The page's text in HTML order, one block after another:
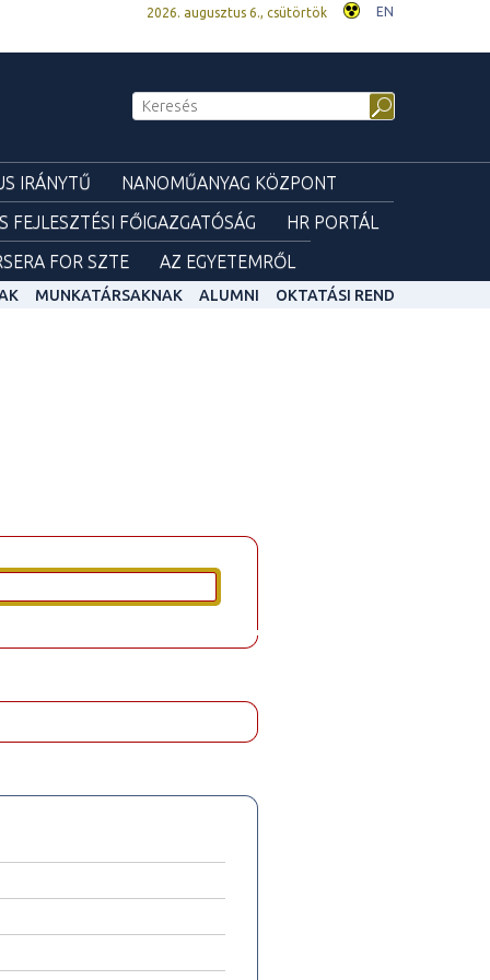
2026. augusztus 6., csütörtök EN
IRÁNYTŰ
NANOMŰANYAG KÖZPONT
FEJLESZTÉSI FŐIGAZGATÓSÁG
HR PORTÁL
FOR SZTE AZ EGYETEMRŐL
MUNKATÁRSAKNAK ALUMNI OKTATÁSI REND